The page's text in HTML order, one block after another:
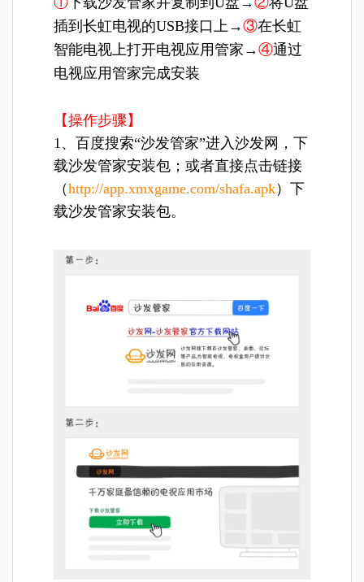
插到长虹电视的USB接口上→③在长虹
智能电视上打开电视应用管家→④通过
电视应用管家完成安装
【操作步骤】
1、百度搜索“沙发管家”进入沙发网，下
载沙发管家安装包；或者直接点击链接
（http://app.xmxgame.com/shafa.apk）下
载沙发管家安装包。